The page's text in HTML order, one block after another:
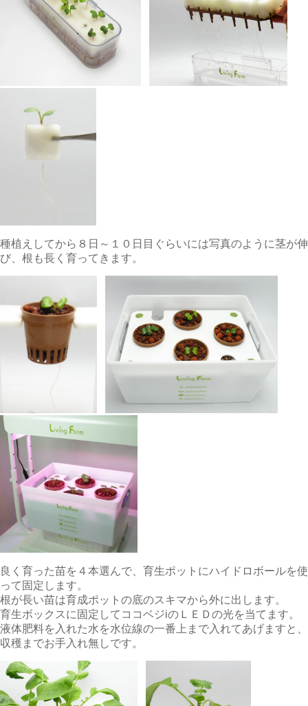
種植えしてから８日～１０日目ぐらいには写真のように茎が伸
び、根も長く育ってきます。
良く育った苗を４本選んで、育生ポットにハイドロボールを使
って固定します。
根が長い苗は育成ポットの底のスキマから外に出します。
育生ボックスに固定してココベジiのＬＥＤの光を当てます。
液体肥料を入れた水を水位線の一番上まで入れてあげますと、
収穫までお手入れ無しです。